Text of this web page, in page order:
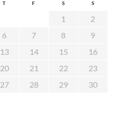
T F S S
1
2
6 7 8
9
13 14 15
16
20 21 22
23
27 28 29
30